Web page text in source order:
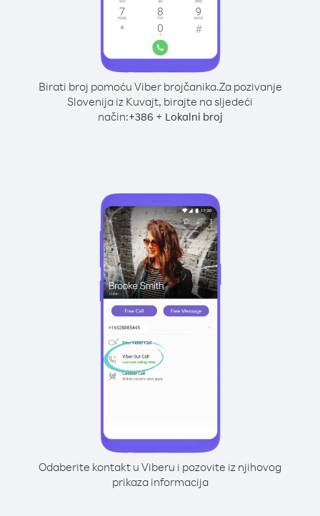
Birati broj pomoću Viber brojčanika.Za pozivanje
Slovenija iz Kuvajt, birajte na sljedeći
način:+386 + Lokalni broj
Odaberite kontakt u Viberu i pozovite iz njihovog
prikaza informacija